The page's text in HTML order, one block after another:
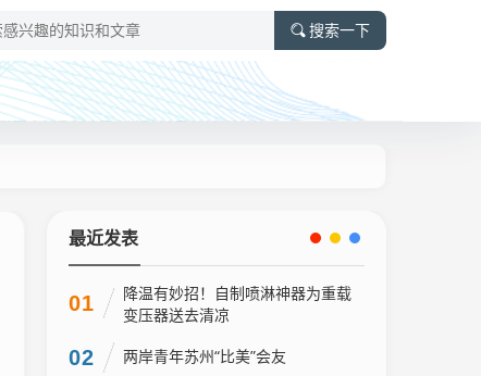
搜索一下
最近发表
01
降温有妙招！自制喷淋神器为重载
变压器送去清凉
02 两岸青年苏州“比美”会友